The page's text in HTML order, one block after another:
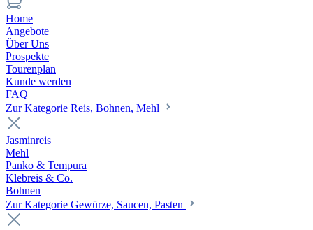
Home
Angebote
Über Uns
Prospekte
Tourenplan
Kunde werden
FAQ
Zur Kategorie Reis, Bohnen, Mehl
Jasminreis
Mehl
Panko & Tempura
Klebreis & Co.
Bohnen
Zur Kategorie Gewürze, Saucen, Pasten